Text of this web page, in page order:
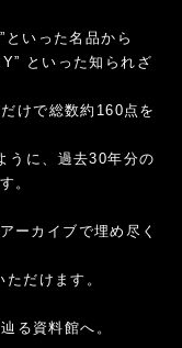
といった名品から
といった知られざ
けで総数約160点を
うに、過去30年分の
。
ーカイブで埋め尽く
だけます。
る資料館へ。